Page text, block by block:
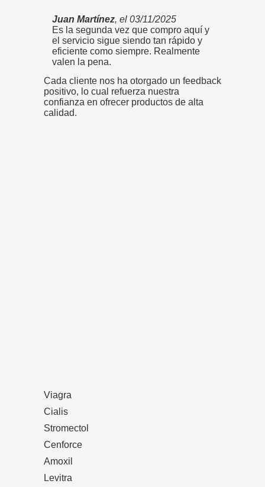
Juan Martínez, el 03/11/2025
Es la segunda vez que compro aquí y
el servicio sigue siendo tan rápido y
eficiente como siempre. Realmente
valen la pena.
Cada cliente nos ha otorgado un feedback
positivo, lo cual refuerza nuestra
confianza en ofrecer productos de alta
calidad.
Viagra
Cialis
Stromectol
Cenforce
Amoxil
Levitra